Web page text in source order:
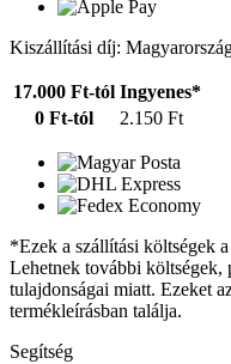
Kiszállítási díj:
17.000 Ft-tól Ingyenes*
0 Ft-tól
2.150 Ft
*Ezek a szállítási költségek
Lehetnek további költségek,
tulajdonságai miatt. Ezeket
termékleírásban találja.
Segítség